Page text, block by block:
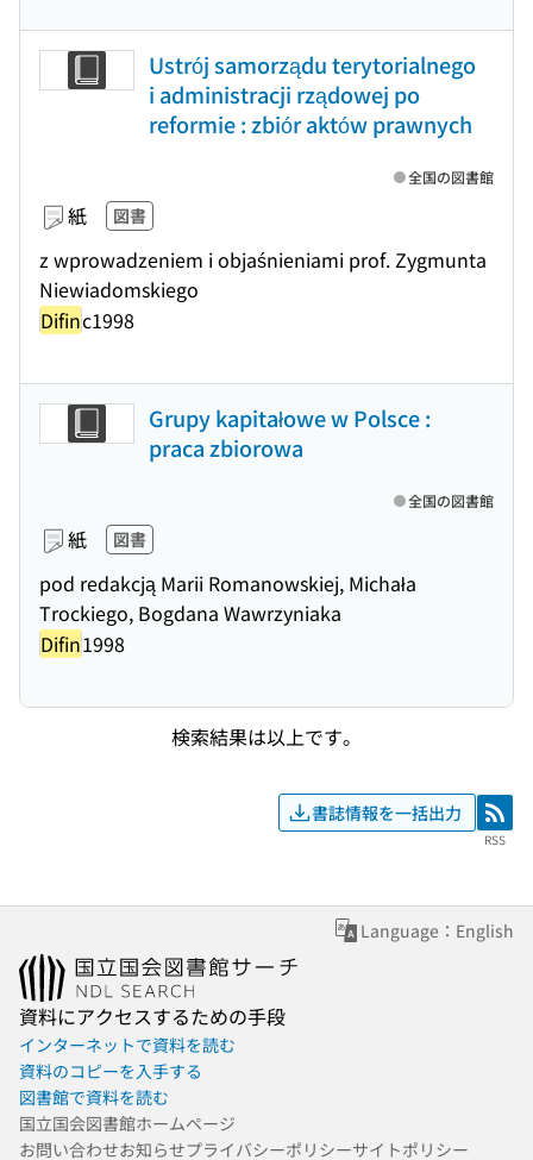
Ustrój samorządu terytorialnego
i administracji rządowej po
reformie : zbiór aktów prawnych
紙 図書
z wprowadzeniem i objaśnieniami prof. Zygmunta
Niewiadomskiego
Difinc1998
全国の図書館
Grupy kapitałowe w Polsce :
praca zbiorowa
紙 図書
pod redakcją Marii Romanowskiej, Michała
Trockiego, Bogdana Wawrzyniaka
Difin1998
全国の図書館
検索結果は以上です。
書誌情報を一括出力 RSS
RSS
Language：English
資料にアクセスするための手段
インターネットで資料を読む
資料のコピーを入手する
図書館で資料を読む
国立国会図書館ホームページ
お問い合わせお知らせプライバシーポリシーサイトポリシー